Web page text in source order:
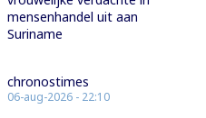
mensenhandel uit aan
Suriname
chronostimes
06-aug-2026 - 22:10